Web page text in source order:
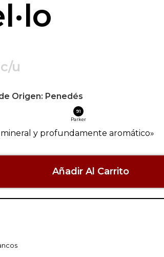
c/u
Origen: Penedés
91
Parker
mineral y profundamente aromático»
Añadir Al Carrito